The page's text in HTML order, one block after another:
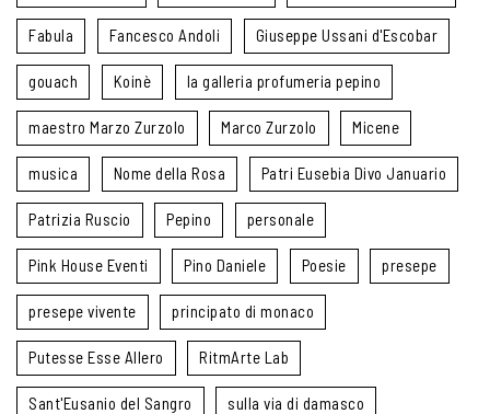
Fabula Fancesco Andoli Giuseppe Ussani d'Escobar
gouach Koinè la galleria profumeria pepino
maestro Marzo Zurzolo Marco Zurzolo Micene
musica Nome della Rosa Patri Eusebia Divo Januario
Patrizia Ruscio Pepino personale
Pink House Eventi Pino Daniele Poesie presepe
presepe vivente principato di monaco
Putesse Esse Allero RitmArte Lab
Sant'Eusanio del Sangro sulla via di damasco